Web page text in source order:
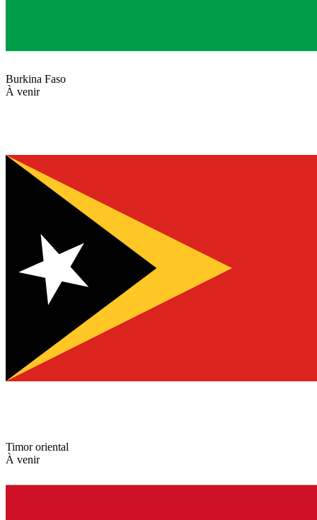
Burkina Faso
À venir
Timor oriental
À venir